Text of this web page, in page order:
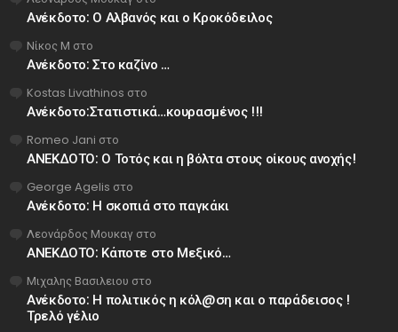
Ανέκδοτο: Ο Αλβανός και ο Κροκόδειλος
Νίκος Μ στο
Ανέκδοτο: Στο καζίνο …
Kostas Livathinos στο
Ανέκδοτο:Στατιστικά…κουρασμένος !!!
Romeo Jani στο
ΑΝΕΚΔΟΤΟ: Ο Τοτός και η βόλτα στους οίκους ανοχής!
George Agelis στο
Ανέκδοτο: Η σκοπιά στο παγκάκι
Λεονάρδος Μουκαγ στο
ΑΝΕΚΔΟΤΟ: Κάποτε στο Μεξικό…
Μιχαλης Βασιλειου στο
Ανέκδοτο: Η πολιτικός η κόλ@ση και ο παράδεισος !
Τρελό γέλιο